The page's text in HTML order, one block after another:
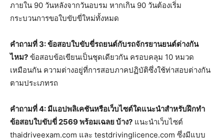
ภายใน 90 วันหลังจากวันอบรม หากเกิน 90 วันต้องเริ่ม
กระบวนการขอใบขับขี่ใหม่ทั้งหมด
คำถามที่ 3: ข้อสอบใบขับขี่รถยนต์กับรถจักรยานยนต์ต่างกัน
ไหม? ข้อสอบข้อเขียนเป็นชุดเดียวกัน ครอบคลุม 10 หมวด
เหมือนกัน ความต่างอยู่ที่การสอบภาคปฏิบัติซึ่งใช้ท่าสอบต่างกัน
ตามประเภทรถ
คำถามที่ 4: มีแอปพลิเคชันหรือเว็บไซต์ใดแนะนำสำหรับฝึกทำ
ข้อสอบใบขับขี่ 2569 พร้อมเฉลย บ้าง? แนะนำเว็บไซต์
thaidriveexam.com และ testdrivinglicence.com ซึ่งมีแบบ